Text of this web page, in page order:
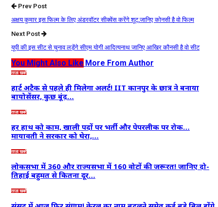
Prev Post
अक्षय कुमार इस फिल्म के लिए अंडरवॉटर सीक्वेंस करेंगे शूट,जानिए कोनसी है वो फिल्म
Next Post
यूपी की इस सीट से चुनाव लड़ेंगे सीएम योगी आदित्यनाथ जानिए आखिर कौनसी है वो सीट
You Might Also Like More From Author
ताज़ा खबरें
हार्ट अटैक से पहले ही मिलेगा अलर्ट! IIT कानपुर के छात्र ने बनाया
बायोसेंसर, कुछ बूंद…
ताज़ा खबरें
हर हाथ को काम, खाली पदों पर भर्ती और पेपरलीक पर रोक…
मायावती ने सरकार को घेरा,…
ताज़ा खबरें
लोकसभा में 360 और राज्यसभा में 160 वोटों की जरूरत! जानिए दो-
तिहाई बहुमत से कितना दूर…
ताज़ा खबरें